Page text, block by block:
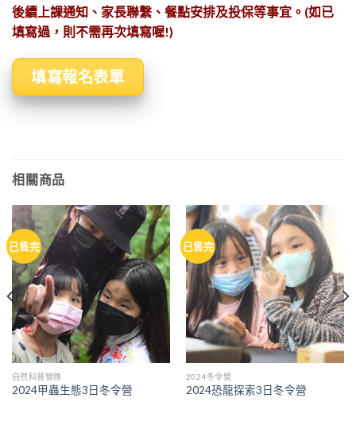
後續上課通知、家長聯繫、餐點安排及投保等事宜。(如已
填寫過，則不需再次填寫喔!)
填寫報名表單
相關商品
已售完
自然科普營隊
2024甲蟲生態3日冬令營
已售完
2024冬令營
2024恐龍探索3日冬令營